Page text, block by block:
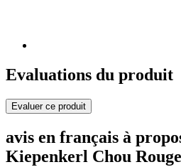
Evaluations du produit
Evaluer ce produit
avis en français à
Kiepenkerl Chou